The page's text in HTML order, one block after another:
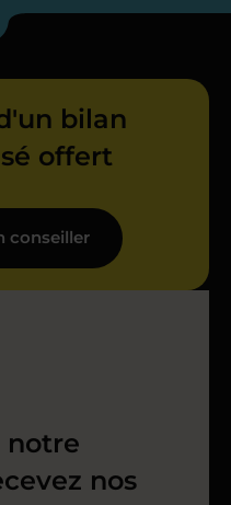
bilan
offert
conseiller
notre
nos